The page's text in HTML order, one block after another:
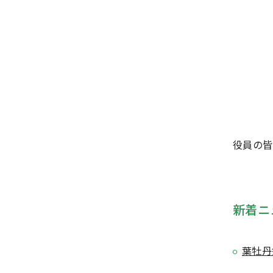
役員の
新着
葉牡